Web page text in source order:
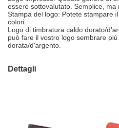
essere sottovalutato. Semplice, ma
Stampa del logo: Potete stampare
colori.
Logo di timbratura caldo dorato/
può fare il vostro logo sembrare
dorata/d'argento.
Dettagli